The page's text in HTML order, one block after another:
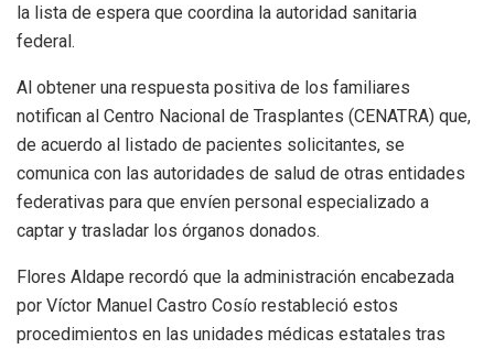
la lista de espera que coordina la autoridad sanitaria
federal.
Al obtener una respuesta positiva de los familiares
notifican al Centro Nacional de Trasplantes (CENATRA) que,
de acuerdo al listado de pacientes solicitantes, se
comunica con las autoridades de salud de otras entidades
federativas para que envíen personal especializado a
captar y trasladar los órganos donados.
Flores Aldape recordó que la administración encabezada
por Víctor Manuel Castro Cosío restableció estos
procedimientos en las unidades médicas estatales tras